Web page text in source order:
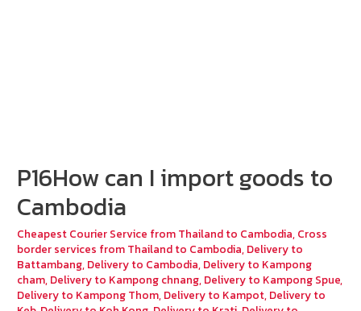
P16How can I import goods to
Cambodia
Cheapest Courier Service from Thailand to Cambodia, Cross
border services from Thailand to Cambodia, Delivery to
Battambang, Delivery to Cambodia, Delivery to Kampong
cham, Delivery to Kampong chnang, Delivery to Kampong Spue,
Delivery to Kampong Thom, Delivery to Kampot, Delivery to